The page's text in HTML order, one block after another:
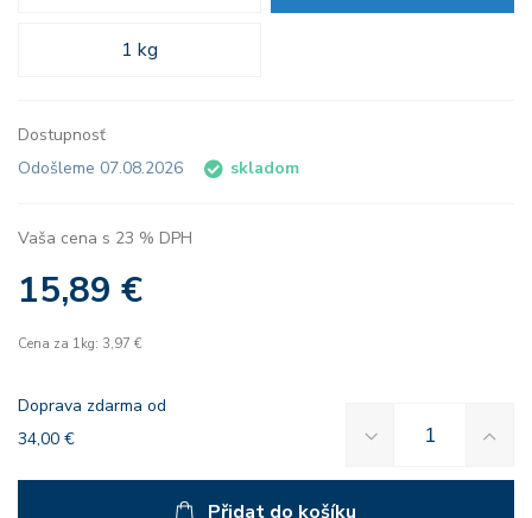
1 kg
Dostupnosť
Odošleme 07.08.2026
skladom
Vaša cena s 23 % DPH
15,89 €
Cena za 1kg: 3,97 €
Doprava zdarma od
34,00 €
Přidat do košíku